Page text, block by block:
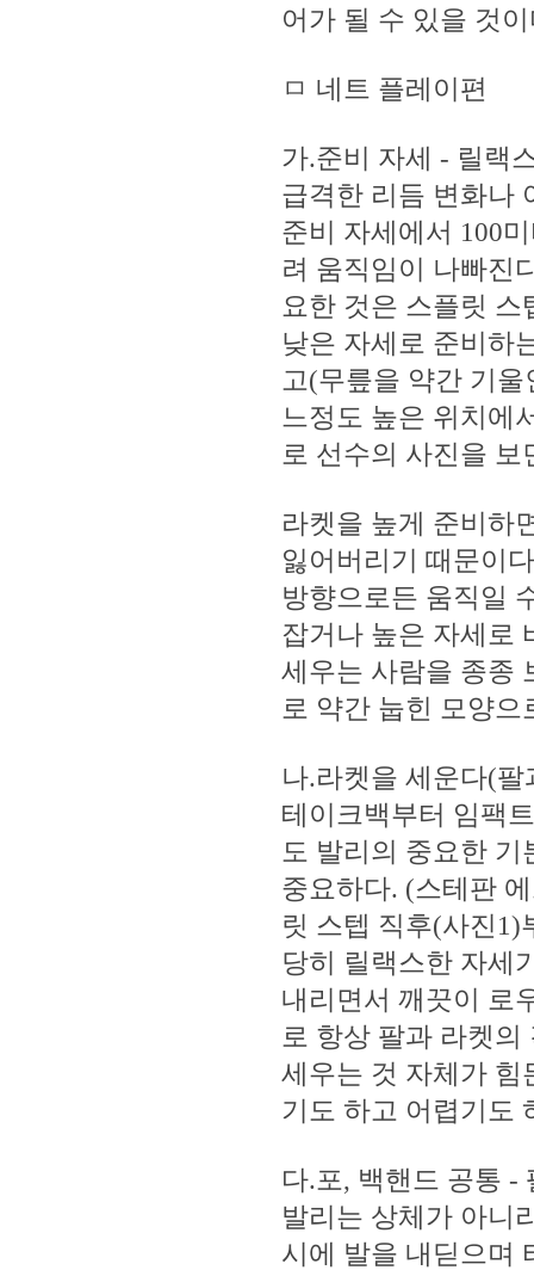
어가 될 수 있을 것
ㅁ 네트 플레이편
가.준비 자세 - 릴랙
급격한 리듬 변화나
준비 자세에서 100
려 움직임이 나빠진
요한 것은 스플릿
낮은 자세로 준비하
고(무릎을 약간 기
느정도 높은 위치에
로 선수의 사진을
라켓을 높게 준비하
잃어버리기 때문이
방향으로든 움직일
잡거나 높은 자세로
세우는 사람을 종종
로 약간 눕힌 모양
나.라켓을 세운다(
테이크백부터 임팩
도 발리의 중요한
중요하다. (스테판
릿 스텝 직후(사진1)
당히 릴랙스한 자세
내리면서 깨끗이 로
로 항상 팔과 라켓
세우는 것 자체가 힘
기도 하고 어렵기도
다.포, 백핸드 공통 -
발리는 상체가 아니
시에 발을 내딛으며